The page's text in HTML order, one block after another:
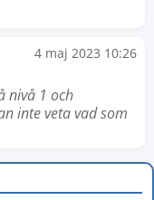
4 maj 2023 10:26
nivå 1 och
inte veta vad som